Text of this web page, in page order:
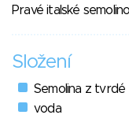
Pravé italské
Složení
Semolina z tvrdé
voda